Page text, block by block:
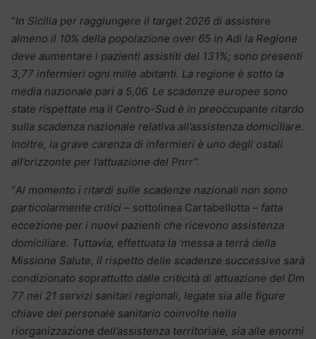
“In Sicilia per raggiungere il target 2026 di assistere
almeno il 10% della popolazione over 65 in Adi la Regione
deve aumentare i pazienti assistiti del 131%; sono presenti
3,77 infermieri ogni mille abitanti. La regione è sotto la
media nazionale pari a 5,06. Le scadenze europee sono
state rispettate ma il Centro-Sud è in preoccupante ritardo
sulla scadenza nazionale relativa all’assistenza domiciliare.
Inoltre, la grave carenza di infermieri è uno degli ostali
all’orizzonte per l’attuazione del Pnrr”.
“Al momento i ritardi sulle scadenze nazionali non sono
particolarmente critici – sottolinea Cartabellotta – fatta
eccezione per i nuovi pazienti che ricevono assistenza
domiciliare. Tuttavia, effettuata la ‘messa a terrà della
Missione Salute, il rispetto delle scadenze successive sarà
condizionato soprattutto dalle criticità di attuazione del Dm
77 nei 21 servizi sanitari regionali, legate sia alle figure
chiave del personale sanitario coinvolte nella
riorganizzazione dell’assistenza territoriale, sia alle enormi